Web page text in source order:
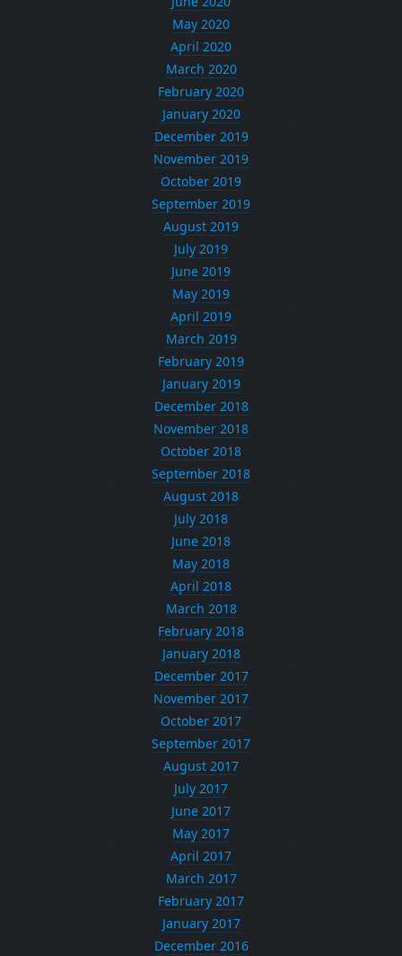
May 2020
April 2020
March 2020
February 2020
January 2020
December 2019
November 2019
October 2019
September 2019
August 2019
July 2019
June 2019
May 2019
April 2019
March 2019
February 2019
January 2019
December 2018
November 2018
October 2018
September 2018
August 2018
July 2018
June 2018
May 2018
April 2018
March 2018
February 2018
January 2018
December 2017
November 2017
October 2017
September 2017
August 2017
July 2017
June 2017
May 2017
April 2017
March 2017
February 2017
January 2017
December 2016